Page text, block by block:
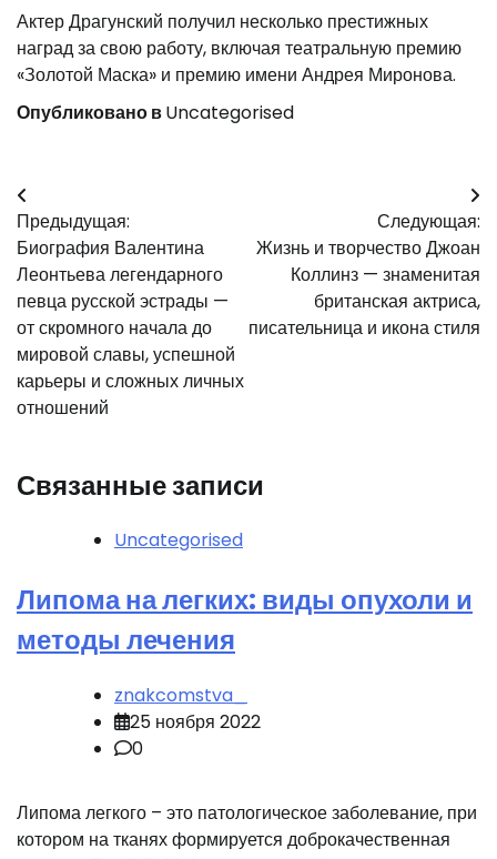
Актер Драгунский получил несколько престижных
наград за свою работу, включая театральную премию
«Золотой Маска» и премию имени Андрея Миронова.
Опубликовано вUncategorised
Навигация
по
записям
Предыдущая:
Биография Валентина
Леонтьева легендарного
певца русской эстрады —
от скромного начала до
мировой славы, успешной
карьеры и сложных личных
отношений
Следующая:
Жизнь и творчество Джоан
Коллинз — знаменитая
британская актриса,
писательница и икона стиля
Связанные записи
Uncategorised
Липома на легких: виды опухоли и
методы лечения
znakcomstva_
25 ноября 2022
0
Липома легкого – это патологическое заболевание, при
котором на тканях формируется доброкачественная